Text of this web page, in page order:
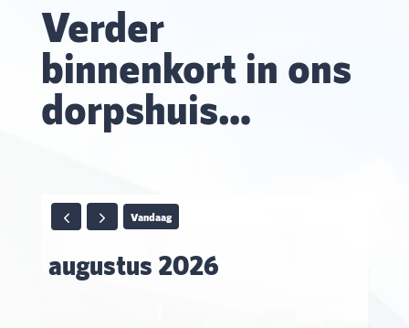
Verder
binnenkort in ons
dorpshuis…
Vandaag
augustus 2026